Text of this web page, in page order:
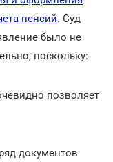
пенсий. Суд
было не
поскольку:
позволяет
документов